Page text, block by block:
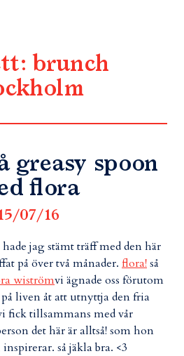
brunch
greasy spoon
flora
07/16
jag stämt träff med den här
på över två månader. flora!så
vi ägnade oss förutom
liven åt att utnyttja den fria
fick tillsammans med vår
det här är alltså! som hon
så jäkla bra. <3